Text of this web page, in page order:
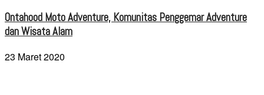
Ontahood Moto Adventure, Komunitas Penggemar Adventure
dan Wisata Alam
23 Maret 2020